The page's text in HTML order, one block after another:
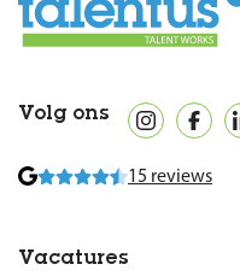
Volg ons
15 reviews
Vacatures